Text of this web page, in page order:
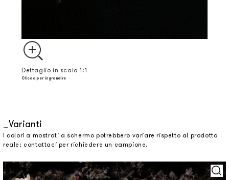
Dettaglio in scala 1:1
Clicca per ingrandire
Varianti
I colori a mostrati a schermo potrebbero variare rispetto al prodotto
reale: contattaci per richiedere un campione.